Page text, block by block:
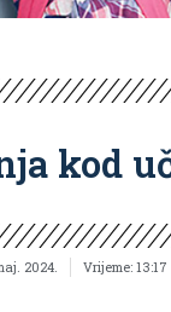
kod
2024. Vrijeme: 13:17